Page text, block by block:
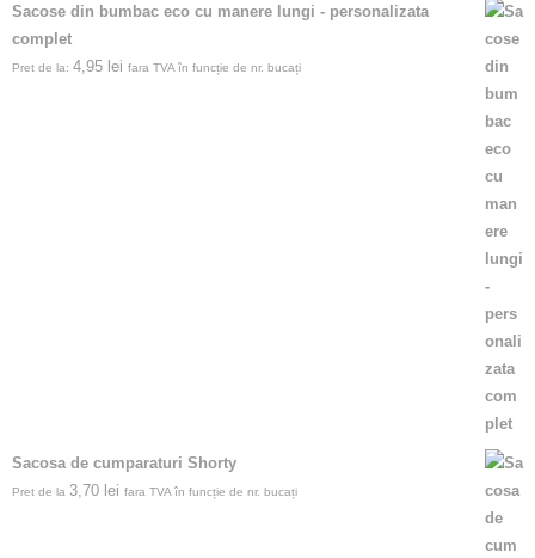
Sacose din bumbac eco cu manere lungi - personalizata
complet
Pret de la: 4,95 lei fara TVA în funcție de nr. bucați
Sacosa de cumparaturi Shorty
Pret de la 3,70 lei fara TVA în funcție de nr. bucați